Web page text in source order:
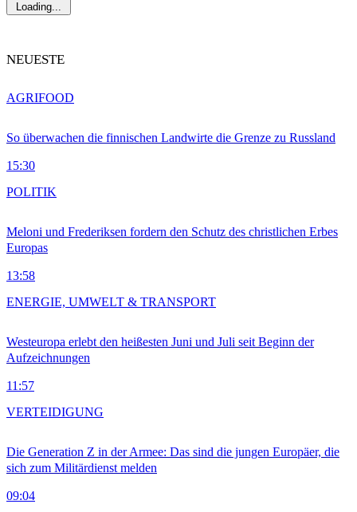
Loading...
NEUESTE
So überwachen die finnischen Landwirte die Grenze zu Russland
15:30
AGRIFOOD
Meloni und Frederiksen fordern den Schutz des christlichen Erbes
Europas
13:58
POLITIK
Westeuropa erlebt den heißesten Juni und Juli seit Beginn der
Aufzeichnungen
11:57
ENERGIE, UMWELT & TRANSPORT
Die Generation Z in der Armee: Das sind die jungen Europäer, die
sich zum Militärdienst melden
09:04
VERTEIDIGUNG